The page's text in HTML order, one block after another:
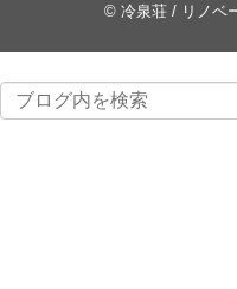
© 冷泉荘 / リノベ